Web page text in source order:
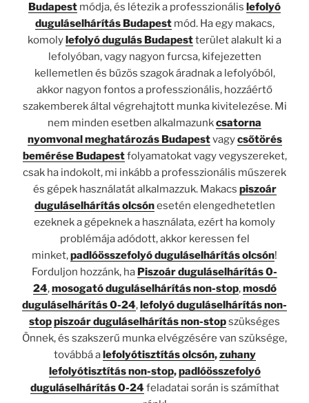
Budapest módja, és létezik a professzionális lefolyó
duguláselhárítás Budapestmód. Ha egy makacs,
komoly lefolyó dugulás Budapestterület alakult ki a
lefolyóban, vagy nagyon furcsa, kifejezetten
kellemetlen és bűzös szagok áradnak a lefolyóból,
akkor nagyon fontos a professzionális, hozzáértő
szakemberek által végrehajtott munka kivitelezése. Mi
nem minden esetben alkalmazunkcsatorna
nyomvonal meghatározás Budapestvagycsőtörés
bemérése Budapestfolyamatokat vagy vegyszereket,
csak ha indokolt, mi inkább a professzionális műszerek
és gépek használatát alkalmazzuk. Makacs piszoár
duguláselhárítás olcsónesetén elengedhetetlen
ezeknek a gépeknek a használata, ezért ha komoly
problémája adódott, akkor keressen fel
minket,padlóösszefolyó duguláselhárítás olcsón!
Forduljon hozzánk, ha Piszoár duguláselhárítás 0-
24,mosogató duguláselhárítás non-stop,mosdó
duguláselhárítás 0-24, lefolyó duguláselhárítás non-
stoppiszoár duguláselhárítás non-stopszükséges
Önnek, és szakszerű munka elvégzésére van szüksége,
továbbá a lefolyótisztítás olcsón,zuhany
lefolyótisztítás non-stop,padlóösszefolyó
duguláselhárítás 0-24 feladatai során is számíthat